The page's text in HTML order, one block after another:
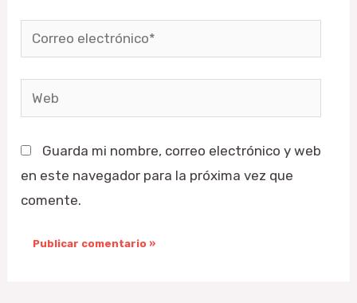
Correo
electrónico*
Web
Guarda mi nombre, correo electrónico y web
en este navegador para la próxima vez que
comente.